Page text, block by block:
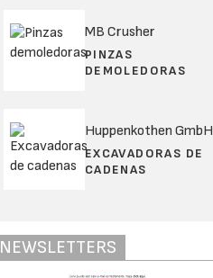
MB Crusher
PINZAS
DEMOLEDORAS
Huppenkothen GmbH
EXCAVADORAS DE
CADENAS
NEWSLETTERS